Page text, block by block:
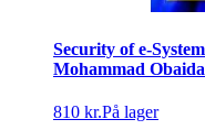
Security of e-
Mohammad
810 kr.På lager